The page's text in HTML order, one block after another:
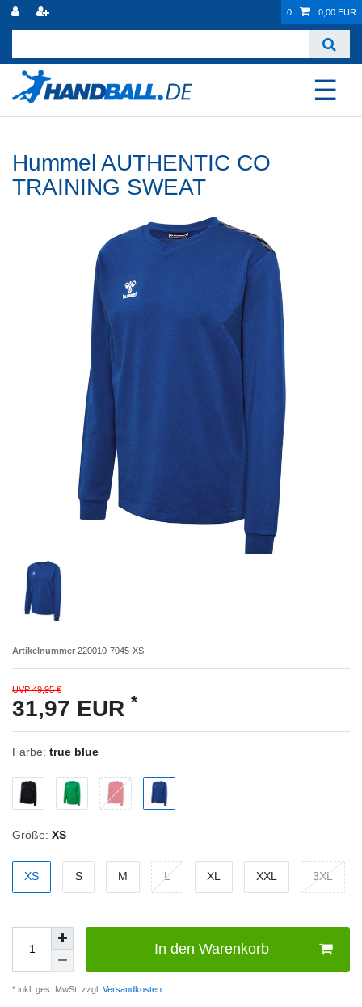
0 0,00 EUR
☰
Hummel AUTHENTIC CO
TRAINING SWEAT
Artikelnummer 220010-7045-XS
UVP 49,95 €
31,97 EUR *
Farbe: true blue
Größe: XS
XS S M L XL XXL 3XL
In den Warenkorb
* inkl. ges. MwSt. zzgl. Versandkosten